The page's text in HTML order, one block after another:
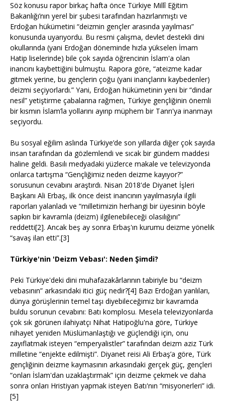
Söz konusu rapor birkaç hafta önce Türkiye Millî Eğitim
Bakanlığı’nın yerel bir şubesi tarafından hazırlanmıştı ve
Erdoğan hükümetini “deizmin gençler arasında yayılması”
konusunda uyarıyordu. Bu resmi çalışma, devlet destekli dini
okullarında (yani Erdoğan döneminde hızla yükselen İmam
Hatip liselerinde) bile çok sayıda öğrencinin İslam'a olan
inancını kaybettiğini bulmuştu. Rapora göre, “ateizme kadar
gitmek yerine, bu gençlerin çoğu (yani inançlarını kaybedenler)
deizmi seçiyorlardı.” Yani, Erdoğan hükümetinin yeni bir “dindar
nesil” yetiştirme çabalarına rağmen, Türkiye gençliğinin önemli
bir kısmın İslam’la yollarını ayırıp müphem bir Tanrı'ya inanmayı
seçiyordu.
Bu sosyal eğilim aslında Türkiye’de son yıllarda diğer çok sayıda
insan tarafından da gözlemlendi ve sıcak bir gündem maddesi
haline geldi. Basılı medyadaki yüzlerce makale ve televizyonda
onlarca tartışma “Gençliğimiz neden deizme kayıyor?”
sorusunun cevabını araştırdı. Nisan 2018'de Diyanet İşleri
Başkanı Ali Erbaş, ilk önce deist inancının yayılmasıyla ilgili
raporları yalanladı ve “milletimizin herhangi bir üyesinin böyle
sapkın bir kavramla (deizm) ilgilenebileceği olasılığını”
reddetti[2]. Ancak beş ay sonra Erbaş'ın kurumu deizme yönelik
“savaş ilan etti”.[3]
Türkiye'nin 'Deizm Vebası': Neden Şimdi?
Peki Türkiye'deki dini muhafazakârlarının tabiriyle bu “deizm
vebasının” arkasındaki itici güç nedir?[4] Bazı Erdoğan yanlıları,
dünya görüşlerinin temel taşı diyebileceğimiz bir kavramda
buldu sorunun cevabını: Batı komplosu. Mesela televizyonlarda
çok sık görünen ilahiyatçı Nihat Hatipoğlu'na göre, Türkiye
nihayet yeniden Müslümanlaştığı ve güçlendiği için, onu
zayıflatmak isteyen “emperyalistler” tarafından deizm aziz Türk
milletine “enjekte edilmişti”. Diyanet reisi Ali Erbaş’a göre, Türk
gençliğinin deizme kaymasının arkasındaki gerçek güç, gençleri
“onları İslam'dan uzaklaştırmak” için deizme çekmek ve daha
sonra onları Hristiyan yapmak isteyen Batı'nın “misyonerleri” idi.
[5]